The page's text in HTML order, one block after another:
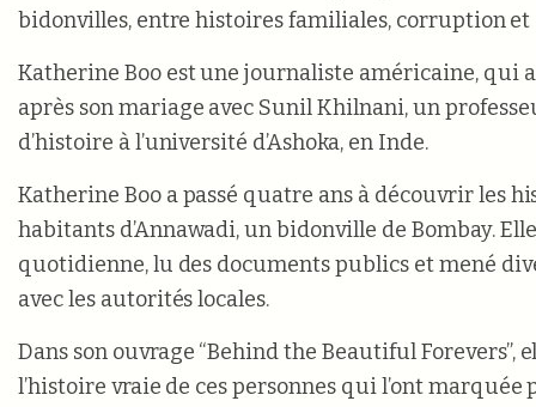
bidonvilles, entre histoires familiales, corruption et
Katherine Boo est une journaliste américaine, qui
après son mariage avec Sunil Khilnani, un
d’histoire à l’université d’Ashoka, en Inde.
Katherine Boo a passé quatre ans à découvrir les
habitants d’Annawadi, un bidonville de Bombay.
quotidienne, lu des documents publics et mené
avec les autorités locales.
Dans son ouvrage “Behind the Beautiful Forevers”,
l’histoire vraie de ces personnes qui l’ont marquée